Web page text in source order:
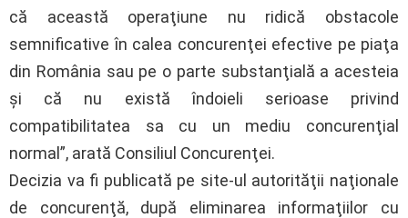
că această operaţiune nu ridică obstacole
semnificative în calea concurenţei efective pe piaţa
din România sau pe o parte substanţială a acesteia
şi că nu există îndoieli serioase privind
compatibilitatea sa cu un mediu concurenţial
normal”, arată Consiliul Concurenţei.
Decizia va fi publicată pe site-ul autorităţii naţionale
de concurenţă, după eliminarea informaţiilor cu